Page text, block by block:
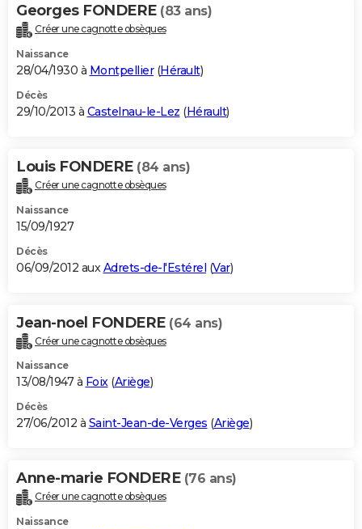
Georges FONDERE (83 ans)
Créer une cagnotte obsèques
Naissance
28/04/1930 à Montpellier(Hérault)
Décès
29/10/2013 à Castelnau-le-Lez (Hérault)
Louis FONDERE (84 ans)
Créer une cagnotte obsèques
Naissance
15/09/1927
Décès
06/09/2012 aux Adrets-de-l'Estérel (Var)
Jean-noel FONDERE (64 ans)
Créer une cagnotte obsèques
Naissance
13/08/1947 à Foix(Ariège)
Décès
27/06/2012 à Saint-Jean-de-Verges (Ariège)
Anne-marie FONDERE (76 ans)
Créer une cagnotte obsèques
Naissance